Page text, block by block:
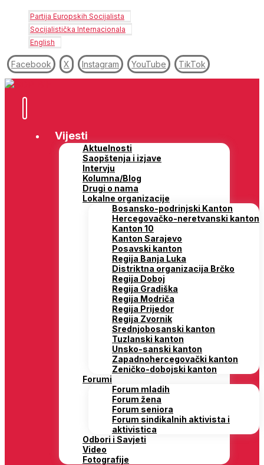
Partija Europskih Socijalista
Socijalistička Internacionala
English
Facebook X Instagram YouTube TikTok
Vijesti
Aktuelnosti
Saopštenja i izjave
Intervju
Kolumna/Blog
Drugi o nama
Lokalne organizacije
Bosansko-podrinjski Kanton
Hercegovačko-neretvanski kanton
Kanton 10
Kanton Sarajevo
Posavski kanton
Regija Banja Luka
Distriktna organizacija Brčko
Regija Doboj
Regija Gradiška
Regija Modriča
Regija Prijedor
Regija Zvornik
Srednjobosanski kanton
Tuzlanski kanton
Unsko-sanski kanton
Zapadnohercegovački kanton
Zeničko-dobojski kanton
Forumi
Forum mladih
Forum žena
Forum seniora
Forum sindikalnih aktivista i
aktivistica
Odbori i Savjeti
Video
Fotografije